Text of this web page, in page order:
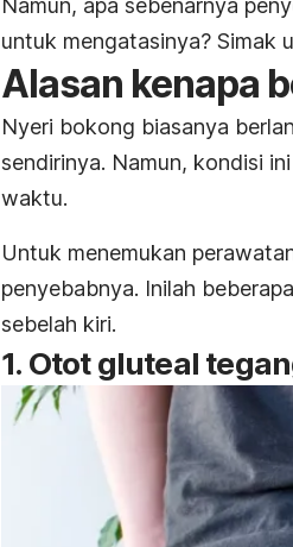
Namun, apa sebenarnya
untuk mengatasinya? Simak
Alasan kenapa
Nyeri bokong biasanya
sendirinya. Namun, kondisi
waktu.
Untuk menemukan
penyebabnya. Inilah
sebelah kiri.
1. Otot gluteal